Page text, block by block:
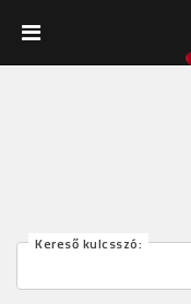
Kereső kulcsszó: